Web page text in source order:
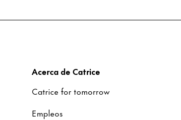
Acerca de Catrice
Catrice for tomorrow
Empleos